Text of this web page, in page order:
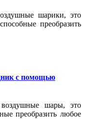
шарики, это
преобразить
с помощью
шары, это
преобразить любое